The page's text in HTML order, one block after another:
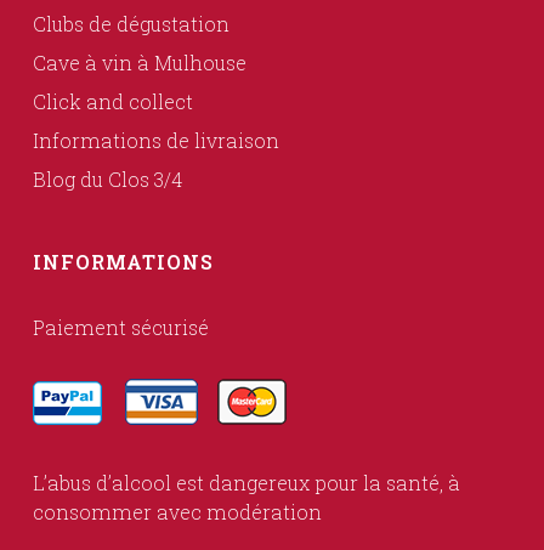
Clubs de dégustation
Cave à vin à Mulhouse
Click and collect
Informations de livraison
Blog du Clos 3/4
INFORMATIONS
Paiement sécurisé
L’abus d’alcool est dangereux pour la santé, à
consommer avec modération